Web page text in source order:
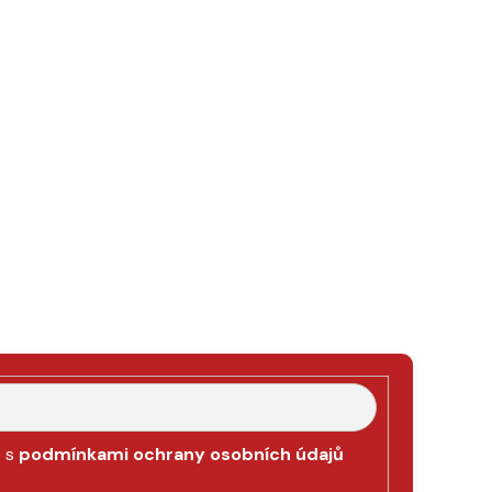
s podmínkami ochrany osobních údajů